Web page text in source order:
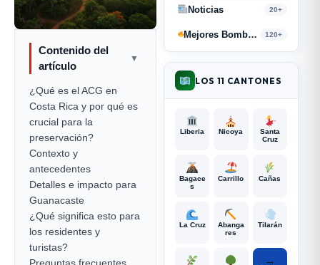
Contenido del
artículo
▼
¿Qué es el ACG en
Costa Rica y por qué es
crucial para la
preservación?
Contexto y
antecedentes
Detalles e impacto para
Guanacaste
¿Qué significa esto para
los residentes y
turistas?
Preguntas frecuentes
Noticias 20+
Mejores Bombas y Retahílas 120+
LOS 11 CANTONES
Liberia Nicoya
Santa
Cruz
Bagace
s
Carrillo Cañas
La Cruz
Abanga
res
Tilarán
→